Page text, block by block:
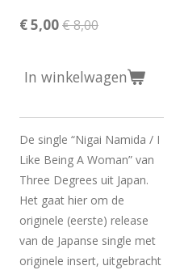
€ 5,00€ 8,00
In winkelwagen
De single “Nigai Namida / I
Like Being A Woman” van
Three Degrees uit Japan.
Het gaat hier om de
originele (eerste) release
van de Japanse single met
originele insert, uitgebracht